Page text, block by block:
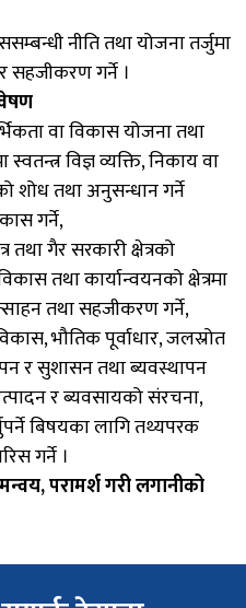
नीति तथा योजना तर्जुमा
सहजीकरण गर्ने ।
वा विकास योजना तथा
विज्ञ व्यक्ति, निकाय वा
शोध तथा अनुसन्धान गर्ने
गर्ने,
तथा गैर सरकारी क्षेत्रको
तथा कार्यान्वयनको क्षेत्रमा
तथा सहजीकरण गर्ने,
भौतिक पूर्वाधार, जलस्रोत
र सुशासन तथा ब्यवस्थापन
र ब्यवसायको संरचना,
बिषयका लागि तथ्यपरक
गर्ने ।
परामर्श गरी लगानीको